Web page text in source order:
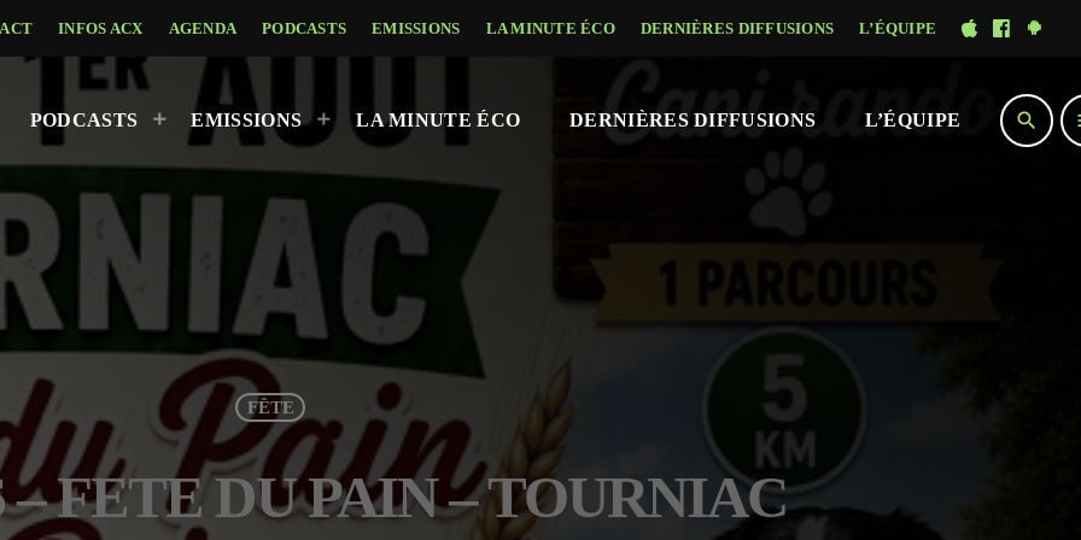
INFOS ACX AGENDA PODCASTS EMISSIONS LA MINUTE ÉCO DERNIÈRES DIFFUSIONS L’ÉQUIPE
PODCASTS EMISSIONS LA MINUTE ÉCO DERNIÈRES DIFFUSIONS L’ÉQUIPE search
FÊTE
– FETE DU PAIN – TOURNIAC